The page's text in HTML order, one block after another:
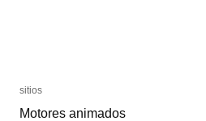
sitios
Motores animados
sitios
Motores animados